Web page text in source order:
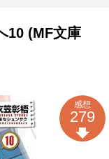
10 (MF文庫
感想
279